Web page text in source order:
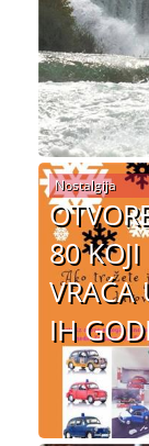
80 KOJI
VRAĆA
IH
Nostalgija